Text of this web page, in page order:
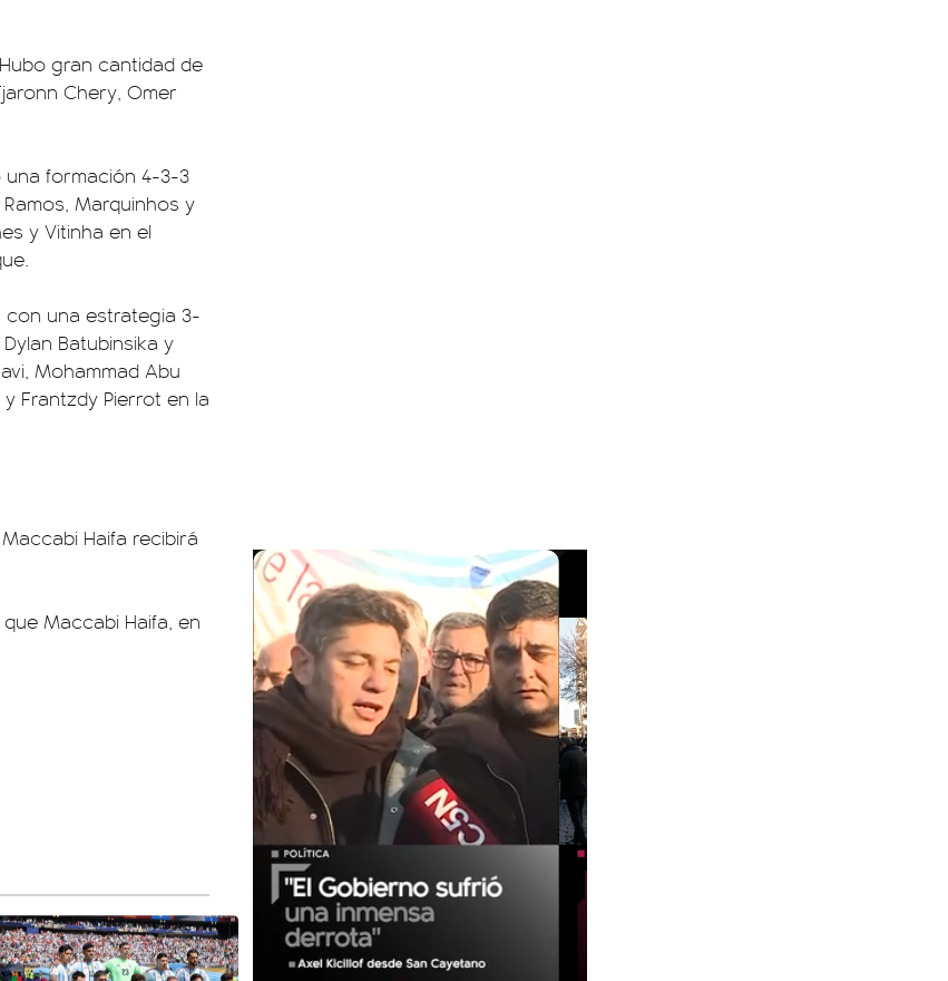
gran cantidad de
Chery, Omer
una formación 4-3-3
Marquinhos y
y Vitinha en el
con una estrategia 3-
Batubinsika y
Mohammad Abu
Frantzdy Pierrot en la
Haifa recibirá
Maccabi Haifa, en